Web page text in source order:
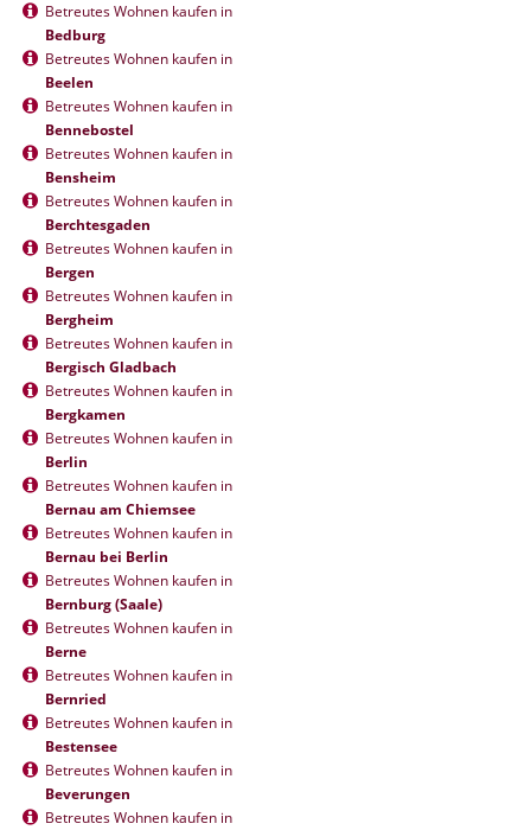
Betreutes Wohnen kaufen in
Bedburg
Betreutes Wohnen kaufen in
Beelen
Betreutes Wohnen kaufen in
Bennebostel
Betreutes Wohnen kaufen in
Bensheim
Betreutes Wohnen kaufen in
Berchtesgaden
Betreutes Wohnen kaufen in
Bergen
Betreutes Wohnen kaufen in
Bergheim
Betreutes Wohnen kaufen in
Bergisch Gladbach
Betreutes Wohnen kaufen in
Bergkamen
Betreutes Wohnen kaufen in
Berlin
Betreutes Wohnen kaufen in
Bernau am Chiemsee
Betreutes Wohnen kaufen in
Bernau bei Berlin
Betreutes Wohnen kaufen in
Bernburg (Saale)
Betreutes Wohnen kaufen in
Berne
Betreutes Wohnen kaufen in
Bernried
Betreutes Wohnen kaufen in
Bestensee
Betreutes Wohnen kaufen in
Beverungen
Betreutes Wohnen kaufen in